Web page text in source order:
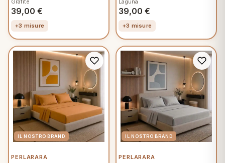
Grafite
39,00 €
+3 misure
Laguna
39,00 €
+3 misure
PERLARARA PERLARARA